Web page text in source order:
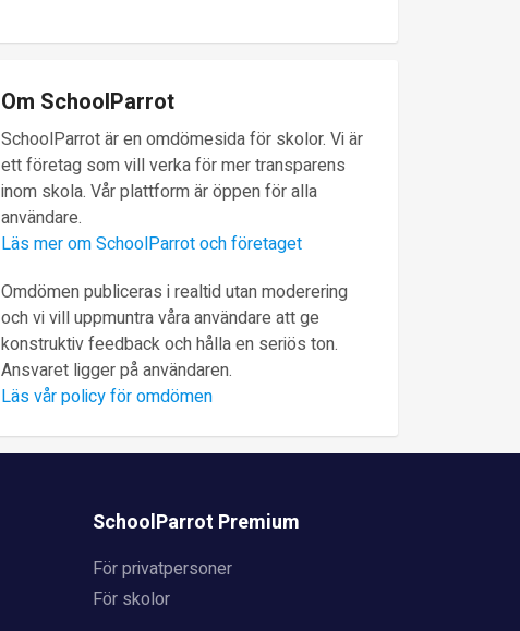
Om SchoolParrot
SchoolParrot är en omdömesida för skolor. Vi är
ett företag som vill verka för mer transparens
inom skola. Vår plattform är öppen för alla
användare.
Läs mer om SchoolParrot och företaget
Omdömen publiceras i realtid utan moderering
och vi vill uppmuntra våra användare att ge
konstruktiv feedback och hålla en seriös ton.
Ansvaret ligger på användaren.
Läs vår policy för omdömen
SchoolParrot Premium
För privatpersoner
För skolor